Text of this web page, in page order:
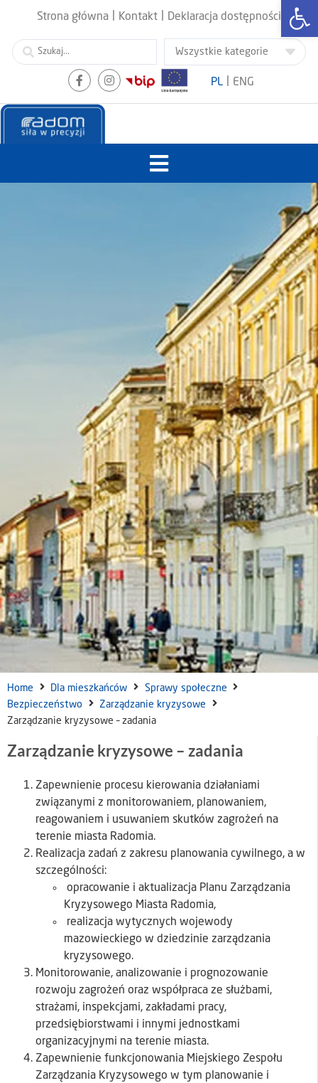
Strona główna Kontakt Deklaracja dostępności
PL ENG
Home Dla mieszkańców
Sprawy społeczne
Bezpieczeństwo
Zarządzanie kryzysowe
Zarządzanie kryzysowe – zadania
Zarządzanie kryzysowe – zadania
Zapewnienie procesu kierowania działaniami
związanymi z monitorowaniem, planowaniem,
reagowaniem i usuwaniem skutków zagrożeń na
terenie miasta Radomia.
Realizacja zadań z zakresu planowania cywilnego, a w
szczególności:
opracowanie i aktualizacja Planu Zarządzania
Kryzysowego Miasta Radomia,
realizacja wytycznych wojewody
mazowieckiego w dziedzinie zarządzania
kryzysowego.
Monitorowanie, analizowanie i prognozowanie
rozwoju zagrożeń oraz współpraca ze służbami,
strażami, inspekcjami, zakładami pracy,
przedsiębiorstwami i innymi jednostkami
organizacyjnymi na terenie miasta.
Zapewnienie funkcjonowania Miejskiego Zespołu
Zarządzania Kryzysowego w tym planowanie i